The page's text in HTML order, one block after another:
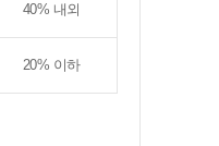
40% 내외
20% 이하